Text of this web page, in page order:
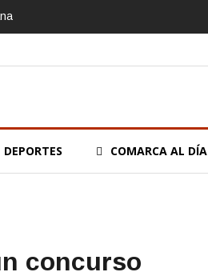
DEPORTES COMARCA AL DÍA
concurso